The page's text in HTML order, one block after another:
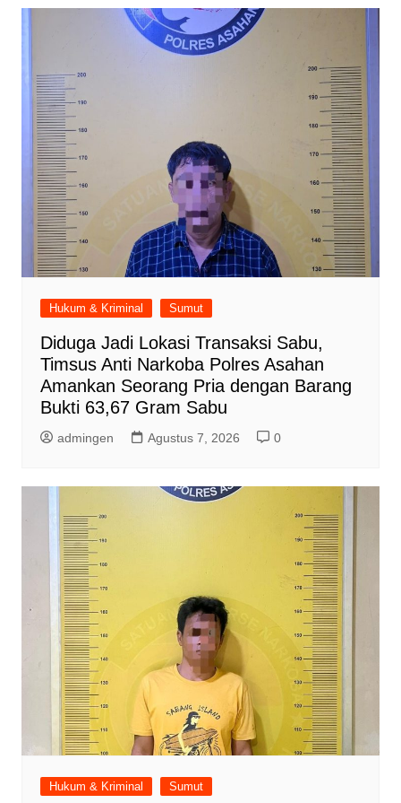
Hukum & Kriminal Sumut
Diduga Jadi Lokasi Transaksi Sabu,
Timsus Anti Narkoba Polres Asahan
Amankan Seorang Pria dengan Barang
Bukti 63,67 Gram Sabu
admingen Agustus 7, 2026 0
Hukum & Kriminal Sumut